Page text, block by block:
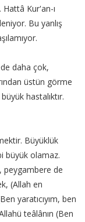
Kur'an-ı
Bu yanlış
daha çok,
üstün görme
hastalıktır.
Büyüklük
büyük olamaz.
peygambere de
(Allah en
yaratıcıyım, ben
teâlânın (Ben